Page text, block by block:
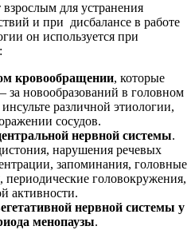
для устранения
и при дисбалансе в работе
он используется при
кровообращении, которые
за новообразований в головном
различной этиологии,
сосудов.
нервной системы.
нарушения речевых
запоминания, головные
периодические головокружения,
активности.
нервной системы у
менопаузы.